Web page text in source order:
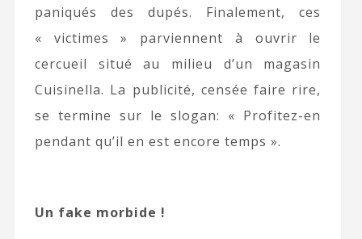
paniqués des dupés. Finalement, ces
« victimes » parviennent à ouvrir le
cercueil situé au milieu d’un magasin
Cuisinella. La publicité, censée faire rire,
se termine sur le slogan: « Profitez-en
pendant qu’il en est encore temps ».
Un fake morbide !